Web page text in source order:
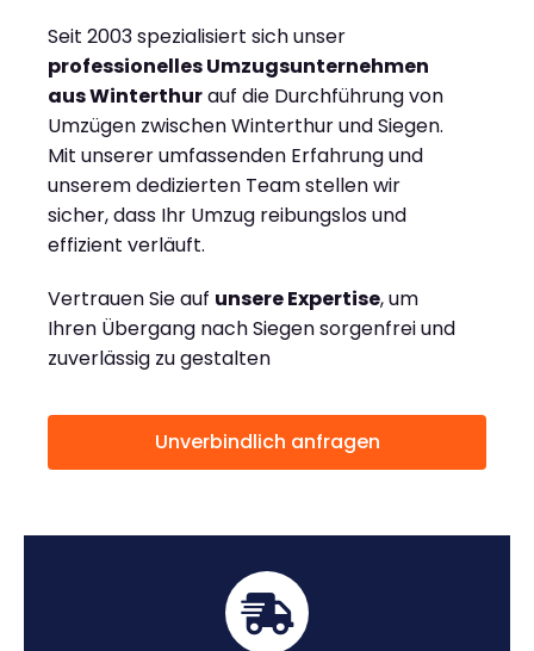
Seit 2003 spezialisiert sich unser
professionelles Umzugsunternehmen
aus Winterthurauf die Durchführung von
Umzügen zwischen Winterthur und Siegen.
Mit unserer umfassenden Erfahrung und
unserem dedizierten Team stellen wir
sicher, dass Ihr Umzug reibungslos und
effizient verläuft.
Vertrauen Sie auf unsere Expertise, um
Ihren Übergang nach Siegen sorgenfrei und
zuverlässig zu gestalten
Unverbindlich anfragen